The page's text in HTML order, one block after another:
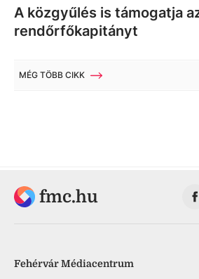
A közgyűlés is támogatja
rendőrfőkapitányt
MÉG TÖBB CIKK
fmc.hu
Fehérvár Médiacentrum